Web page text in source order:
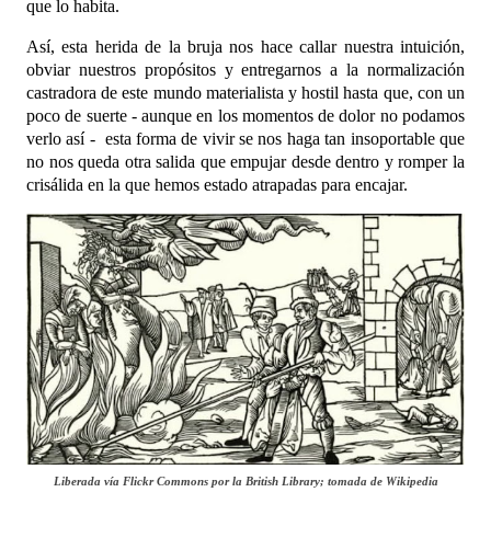
que lo habita.
Así, esta herida de la bruja nos hace callar nuestra intuición,
obviar nuestros propósitos y entregarnos a la normalización
castradora de este mundo materialista y hostil hasta que, con un
poco de suerte - aunque en los momentos de dolor no podamos
verlo así - esta forma de vivir se nos haga tan insoportable que
no nos queda otra salida que empujar desde dentro y romper la
crisálida en la que hemos estado atrapadas para encajar.
Liberada vía Flickr Commons por la British Library; tomada de Wikipedia